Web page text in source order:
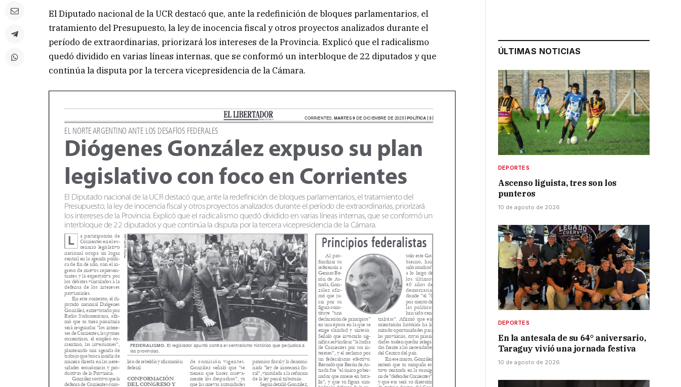
El Diputado nacional de la UCR destacó que, ante la redefinición de bloques parlamentarios, el
tratamiento del Presupuesto, la ley de inocencia fiscal y otros proyectos analizados durante el
período de extraordinarias, priorizará los intereses de la Provincia. Explicó que el radicalismo
quedó dividido en varias líneas internas, que se conformó un interbloque de 22 diputados y que
continúa la disputa por la tercera vicepresidencia de la Cámara.
ÚLTIMAS NOTICIAS
DEPORTES
Ascenso liguista, tres son los
punteros
10 de agosto de 2026
DEPORTES
En la antesala de su 64° aniversario,
Taraguy vivió una jornada festiva
10 de agosto de 2026